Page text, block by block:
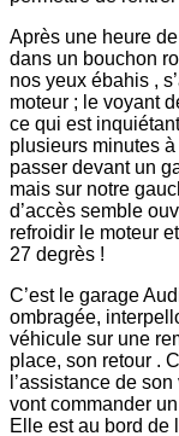
Après une heure
dans un bouchon
nos yeux ébahis ,
moteur ; le voyant
ce qui est
plusieurs minutes
passer devant un
mais sur notre
d’accès semble
refroidir le moteur
27 degrès !
C’est le garage
ombragée,
véhicule sur une
place, son retour .
l’assistance de
vont commander
Elle est au bord de